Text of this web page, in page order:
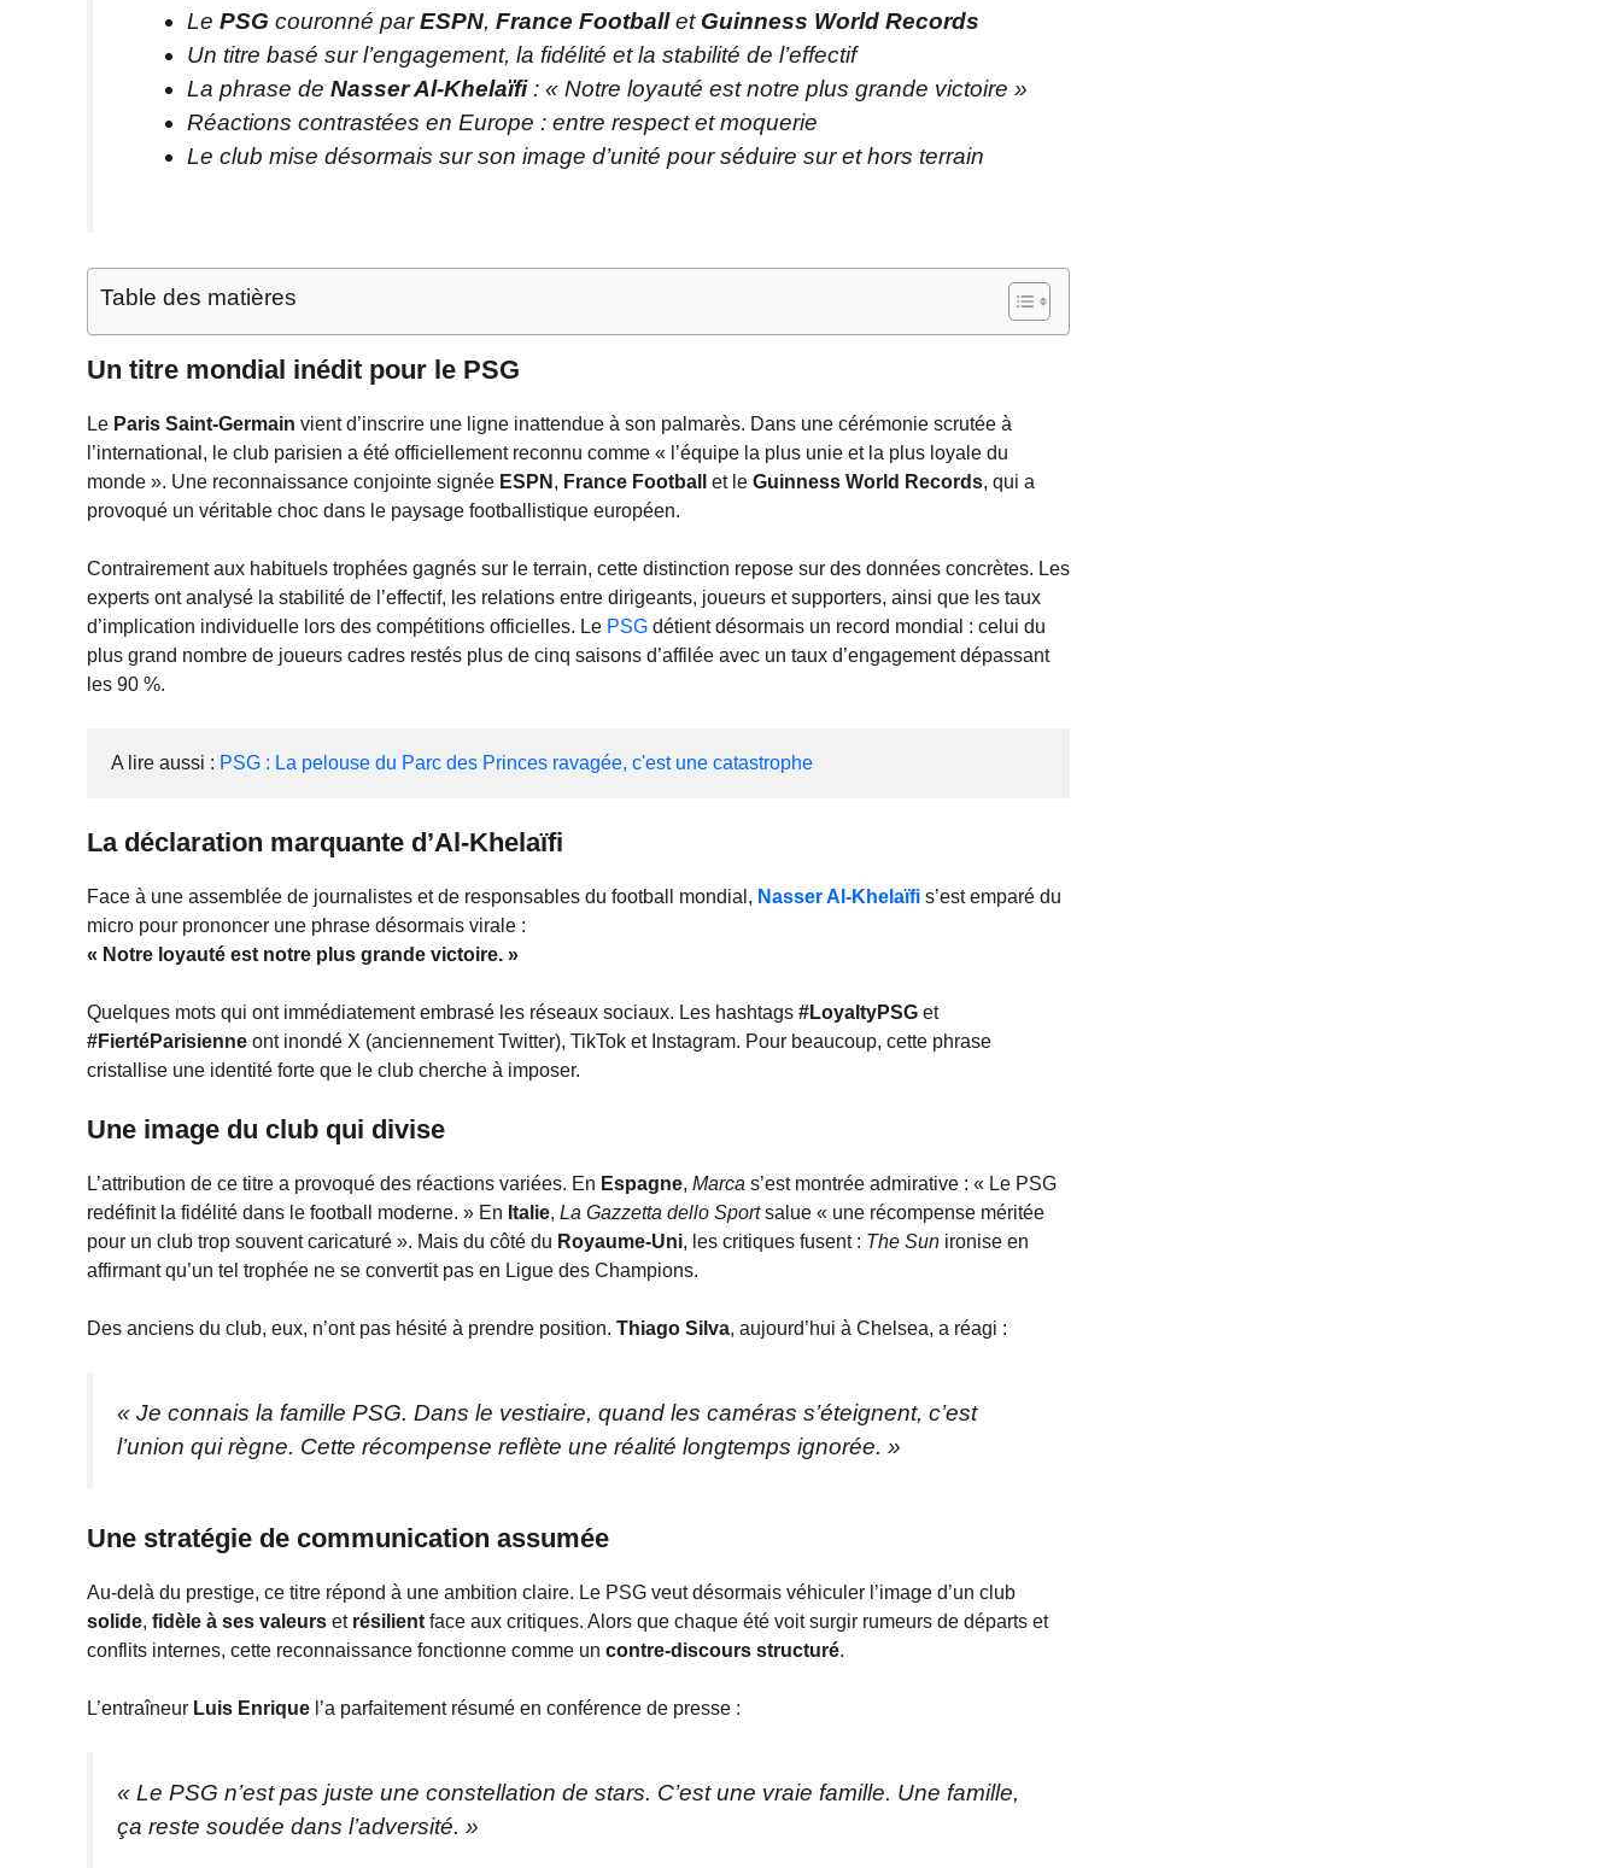
Le PSG couronné parESPN, France Footballet Guinness World Records
Un titre basé sur l’engagement, la fidélité et la stabilité de l’effectif
La phrase de Nasser Al-Khelaïfi: « Notre loyauté est notre plus grande victoire »
Réactions contrastées en Europe : entre respect et moquerie
Le club mise désormais sur son image d’unité pour séduire sur et hors terrain
Table des matières
Un titre mondial inédit pour le PSG
Le Paris Saint-Germain vient d’inscrire une ligne inattendue à son palmarès. Dans une cérémonie scrutée à
l’international, le club parisien a été officiellement reconnu comme « l’équipe la plus unie et la plus loyale du
monde ». Une reconnaissance conjointe signée ESPN , France Football et le Guinness World Records, qui a
provoqué un véritable choc dans le paysage footballistique européen.
Contrairement aux habituels trophées gagnés sur le terrain, cette distinction repose sur des données concrètes. Les
experts ont analysé la stabilité de l’effectif, les relations entre dirigeants, joueurs et supporters, ainsi que les taux
d’implication individuelle lors des compétitions officielles. Le PSG détient désormais un record mondial : celui du
plus grand nombre de joueurs cadres restés plus de cinq saisons d’affilée avec un taux d’engagement dépassant
les 90 %.
A lire aussi : PSG : La pelouse du Parc des Princes ravagée, c'est une catastrophe
La déclaration marquante d’Al-Khelaïfi
Face à une assemblée de journalistes et de responsables du football mondial, Nasser Al-Khelaïfi s’est emparé du
micro pour prononcer une phrase désormais virale :
« Notre loyauté est notre plus grande victoire. »
Quelques mots qui ont immédiatement embrasé les réseaux sociaux. Les hashtags #LoyaltyPSG et
#FiertéParisienne ont inondé X (anciennement Twitter), TikTok et Instagram. Pour beaucoup, cette phrase
cristallise une identité forte que le club cherche à imposer.
Une image du club qui divise
L’attribution de ce titre a provoqué des réactions variées. En Espagne, Marca s’est montrée admirative : « Le PSG
redéfinit la fidélité dans le football moderne. » En Italie, La Gazzetta dello Sportsalue « une récompense méritée
pour un club trop souvent caricaturé ». Mais du côté du Royaume-Uni, les critiques fusent : The Sun ironise en
affirmant qu’un tel trophée ne se convertit pas en Ligue des Champions.
Des anciens du club, eux, n’ont pas hésité à prendre position. Thiago Silva, aujourd’hui à Chelsea, a réagi :
« Je connais la famille PSG. Dans le vestiaire, quand les caméras s’éteignent, c’est
l’union qui règne. Cette récompense reflète une réalité longtemps ignorée. »
Une stratégie de communication assumée
Au-delà du prestige, ce titre répond à une ambition claire. Le PSG veut désormais véhiculer l’image d’un club
solide, fidèle à ses valeurs et résilient face aux critiques. Alors que chaque été voit surgir rumeurs de départs et
conflits internes, cette reconnaissance fonctionne comme un contre-discours structuré.
L’entraîneur Luis Enrique l’a parfaitement résumé en conférence de presse :
« Le PSG n’est pas juste une constellation de stars. C’est une vraie famille. Une famille,
ça reste soudée dans l’adversité. »